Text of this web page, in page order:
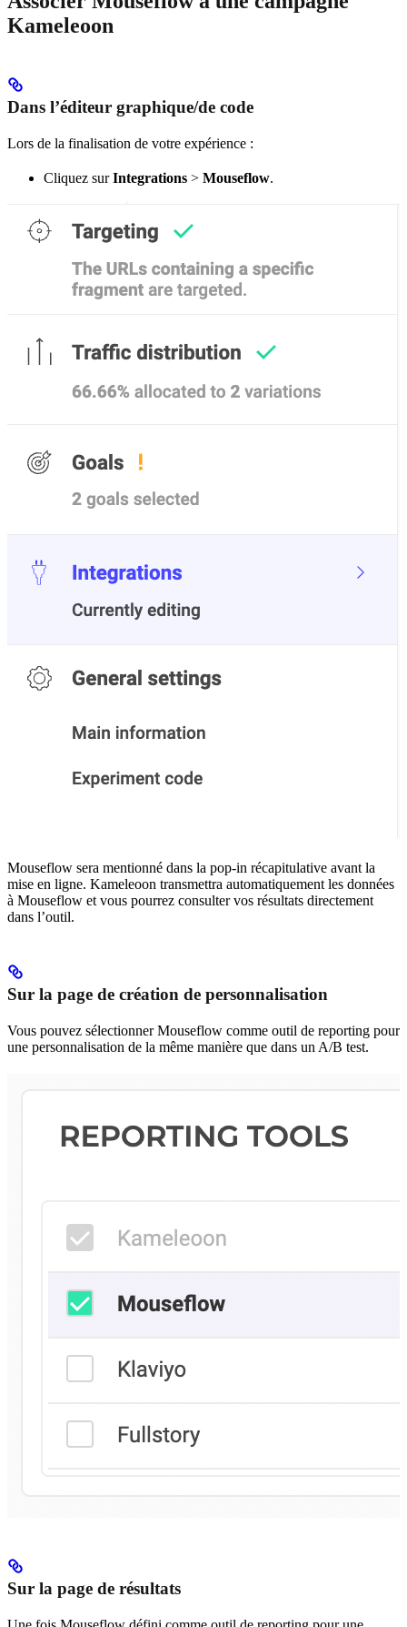
Kameleoon
Dans l’éditeur graphique/de code
Lors de la finalisation de votre expérience :
Cliquez surIntegrations > Mouseflow.
Mouseflow sera mentionné dans la pop-in récapitulative avant la
mise en ligne. Kameleoon transmettra automatiquement les données
à Mouseflow et vous pourrez consulter vos résultats directement
dans l’outil.
Sur la page de création de personnalisation
Vous pouvez sélectionner Mouseflow comme outil de reporting pour
une personnalisation de la même manière que dans un A/B test.
Sur la page de résultats